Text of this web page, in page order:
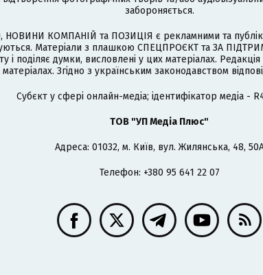
забороняється.
НОВИНИ КОМПАНІЙ та ПОЗИЦІЯ є рекламними та
Матеріали з плашкою СПЕЦПРОЄКТ та ЗА
і поділяє думки, висловлені у цих матеріалах.
Згідно з українським законодавством
Cубєкт у сфері онлайн-медіа; ідентифікатор медіа -
ТОВ "УП Медіа Плюс"
Адреса: 01032, м. Київ, вул. Жилянська, 48,
Телефон: +380 95 641 22 07